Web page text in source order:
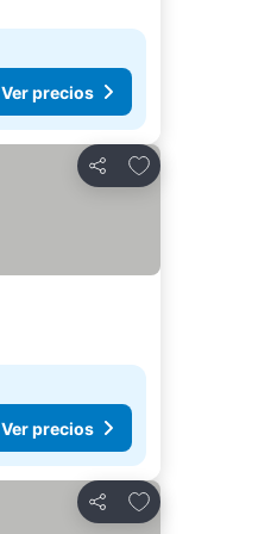
Ver precios
Compartir
Añadir a favoritos
Ver precios
Compartir
Añadir a favoritos